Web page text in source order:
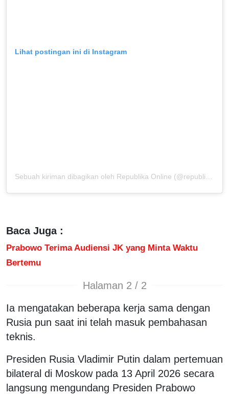
Lihat postingan ini di Instagram
Sebuah kiriman dibagikan oleh Republika Online (@republikaonline)
Baca Juga :
Prabowo Terima Audiensi JK yang Minta Waktu
Bertemu
Halaman 2 / 2
Ia mengatakan beberapa kerja sama dengan
Rusia pun saat ini telah masuk pembahasan
teknis.
Presiden Rusia Vladimir Putin dalam pertemuan
bilateral di Moskow pada 13 April 2026 secara
langsung mengundang Presiden Prabowo